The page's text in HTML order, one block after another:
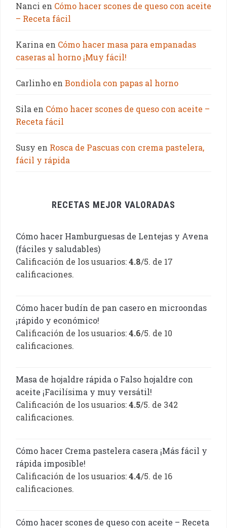
Nanci en Cómo hacer scones de queso con aceite
– Receta fácil
Karina en Cómo hacer masa para empanadas
caseras al horno ¡Muy fácil!
Carlinho en Bondiola con papas al horno
Sila en Cómo hacer scones de queso con aceite –
Receta fácil
Susy en Rosca de Pascuas con crema pastelera,
fácil y rápida
RECETAS MEJOR VALORADAS
Cómo hacer Hamburguesas de Lentejas y Avena
(fáciles y saludables)
Calificación de los usuarios:4.8/5. de 17
calificaciones.
Cómo hacer budín de pan casero en microondas
¡rápido y económico!
Calificación de los usuarios:4.6/5. de 10
calificaciones.
Masa de hojaldre rápida o Falso hojaldre con
aceite ¡Facilísima y muy versátil!
Calificación de los usuarios:4.5/5. de 342
calificaciones.
Cómo hacer Crema pastelera casera ¡Más fácil y
rápida imposible!
Calificación de los usuarios:4.4/5. de 16
calificaciones.
Cómo hacer scones de queso con aceite – Receta